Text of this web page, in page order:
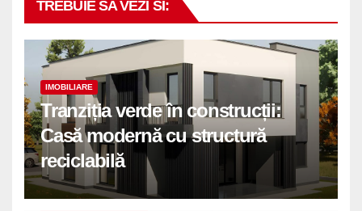
TREBUIE SA VEZI SI:
IMOBILIARE
Tranziția verde în construcții:
Casă modernă cu structură
reciclabilă